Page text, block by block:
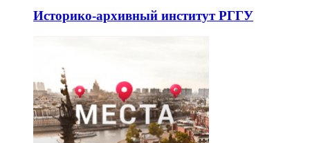
Историко-архивный институт РГГУ